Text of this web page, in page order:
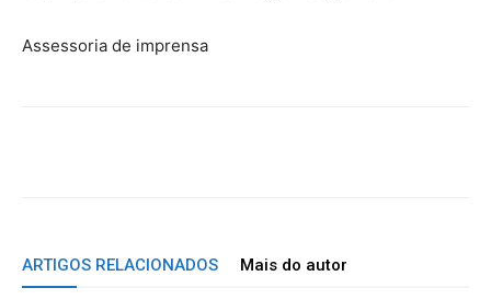
Assessoria de imprensa
ARTIGOS RELACIONADOS Mais do autor